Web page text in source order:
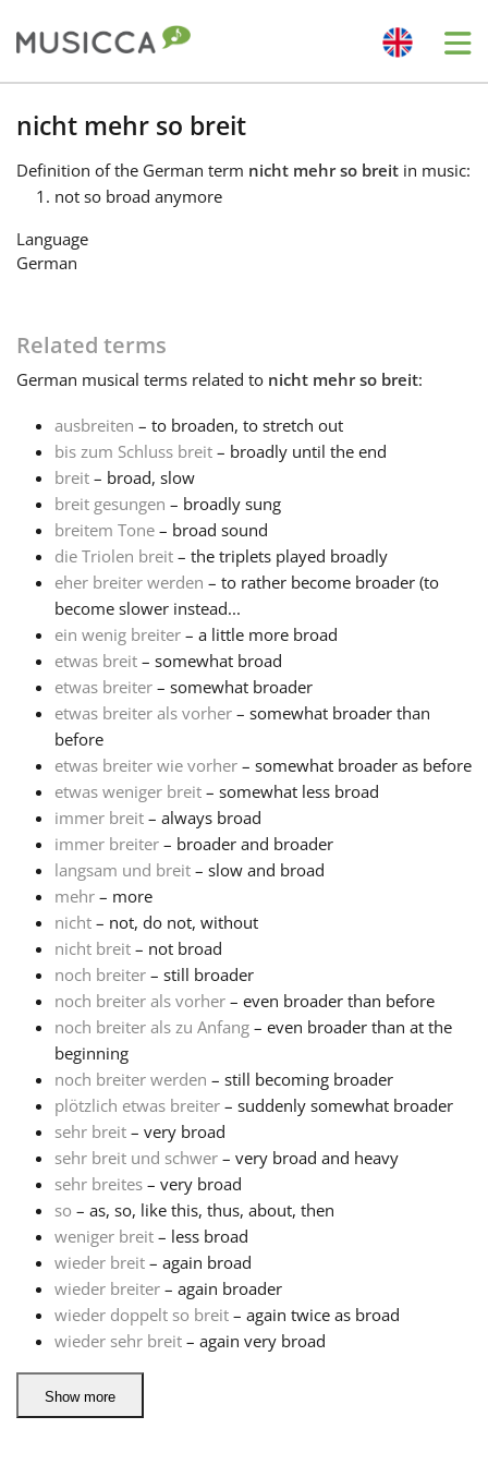
Bahasa Indonesia
Български
Dansk
English
Español
Français
हिन्दी
Italiano
日本語
Polski
Português
Русский
Svenska
Tiếng Việt
Türkçe
Українська
nicht mehr so breit
Definition of the German term nicht mehr so breit in music:
not so broad anymore
Language
German
Related terms
German musical terms related to nicht mehr so breit:
ausbreiten – to broaden, to stretch out
bis zum Schluss breit – broadly until the end
breit – broad, slow
breit gesungen – broadly sung
breitem Tone – broad sound
die Triolen breit – the triplets played broadly
eher breiter werden – to rather become broader (to
become slower instead...
ein wenig breiter – a little more broad
etwas breit – somewhat broad
etwas breiter – somewhat broader
etwas breiter als vorher – somewhat broader than
before
etwas breiter wie vorher – somewhat broader as before
etwas weniger breit – somewhat less broad
immer breit – always broad
immer breiter – broader and broader
langsam und breit – slow and broad
mehr – more
nicht – not, do not, without
nicht breit – not broad
noch breiter – still broader
noch breiter als vorher – even broader than before
noch breiter als zu Anfang – even broader than at the
beginning
noch breiter werden – still becoming broader
plötzlich etwas breiter – suddenly somewhat broader
sehr breit – very broad
sehr breit und schwer – very broad and heavy
sehr breites – very broad
so – as, so, like this, thus, about, then
weniger breit – less broad
wieder breit – again broad
wieder breiter – again broader
wieder doppelt so breit – again twice as broad
wieder sehr breit – again very broad
Show more